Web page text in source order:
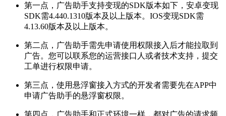
第一点，广告助手支持变现的SDK版本如下，安卓变现
SDK需4.440.1310版本及以上版本。IOS变现SDK需
4.13.60版本及以上版本。
第二点，广告助手需先申请使用权限接入后才能拉取到
广告。您可以联系您的运营接口人或者技术支持，提交
工单进行权限申请。
第三点，使用悬浮窗接入方式的开发者需要先在APP中
申请广告助手的悬浮窗权限。
第四点，广告助手和正式环境一样，都对广告的请求频